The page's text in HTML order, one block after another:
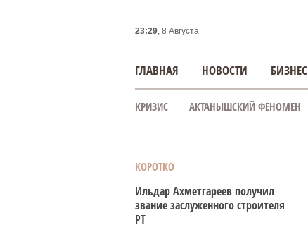
23:29, 8 Августа
ГЛАВНАЯ НОВОСТИ БИЗНЕС
КРИЗИС АКТАНЫШСКИЙ ФЕНОМЕН
КОРОТКО
Ильдар Ахметгареев получил
звание заслуженного строителя
РТ